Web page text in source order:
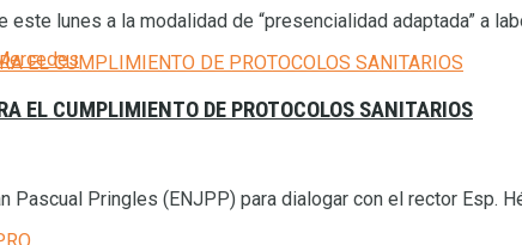
lunes a la modalidad de “presencialidad adaptada” a
EL CUMPLIMIENTO DE PROTOCOLOS SANITARIOS
Pascual Pringles (ENJPP) para dialogar con el rector Esp.